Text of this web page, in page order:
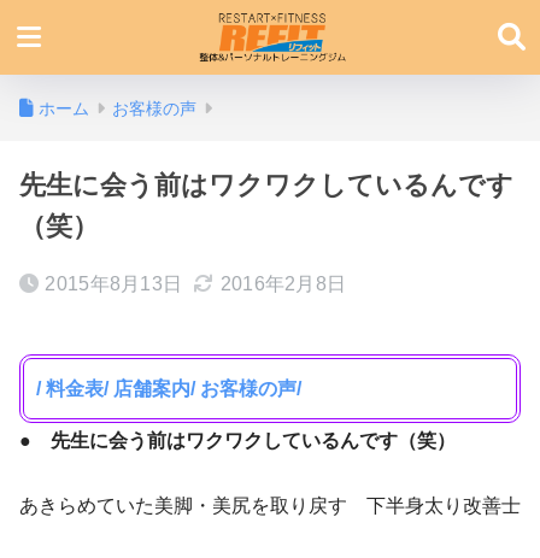
ホーム お客様の声
先生に会う前はワクワクしているんです
（笑）
2015年8月13日 2016年2月8日
/ 料金表/ 店舗案内/ お客様の声/
● 先生に会う前はワクワクしているんです（笑）
あきらめていた美脚・美尻を取り戻す 下半身太り改善士